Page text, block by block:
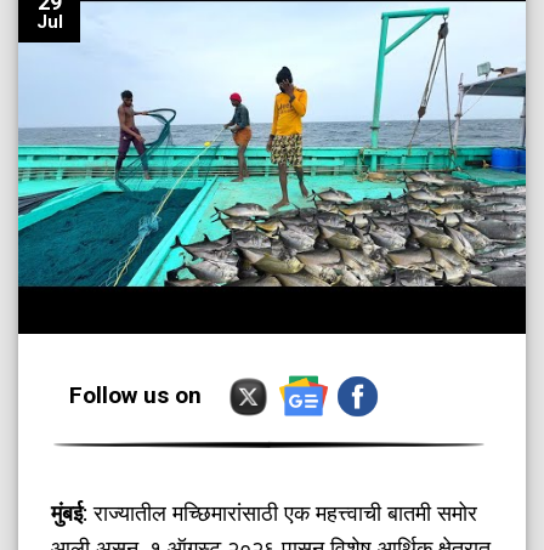
Jul
Follow us on
मुंबई: राज्यातील मच्छिमारांसाठी एक महत्त्वाची बातमी समोर